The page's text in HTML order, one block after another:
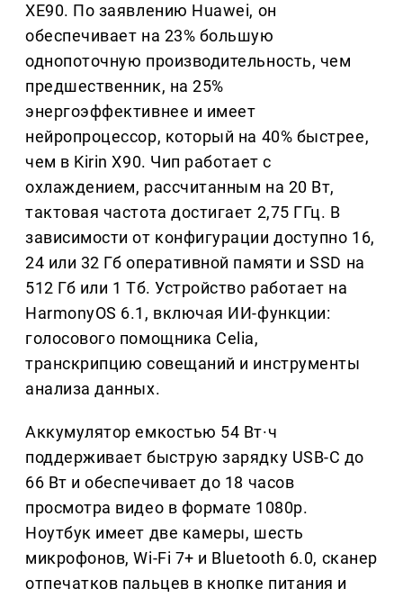
XE90. По заявлению Huawei, он
обеспечивает на 23% большую
однопоточную производительность, чем
предшественник, на 25%
энергоэффективнее и имеет
нейропроцессор, который на 40% быстрее,
чем в Kirin X90. Чип работает с
охлаждением, рассчитанным на 20 Вт,
тактовая частота достигает 2,75 ГГц. В
зависимости от конфигурации доступно 16,
24 или 32 Гб оперативной памяти и SSD на
512 Гб или 1 Тб. Устройство работает на
HarmonyOS 6.1, включая ИИ-функции:
голосового помощника Celia,
транскрипцию совещаний и инструменты
анализа данных.
Аккумулятор емкостью 54 Вт·ч
поддерживает быструю зарядку USB-C до
66 Вт и обеспечивает до 18 часов
просмотра видео в формате 1080p.
Ноутбук имеет две камеры, шесть
микрофонов, Wi-Fi 7+ и Bluetooth 6.0, сканер
отпечатков пальцев в кнопке питания и